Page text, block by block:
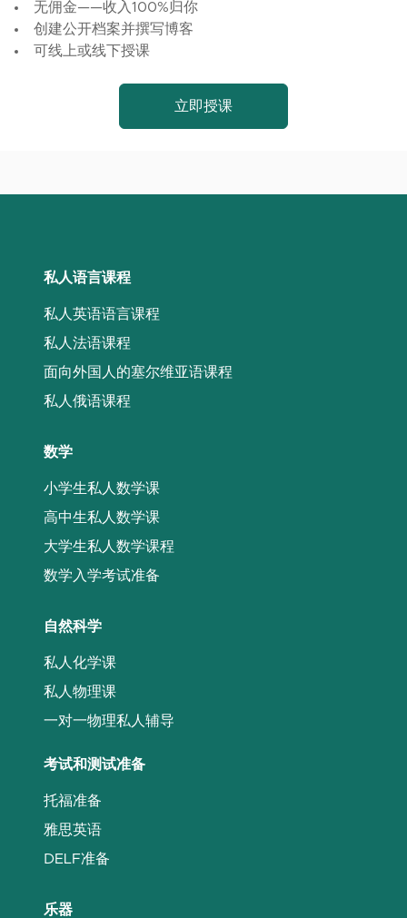
无佣金——收入100%归你
创建公开档案并撰写博客
可线上或线下授课
立即授课
私人语言课程
私人英语语言课程
私人法语课程
面向外国人的塞尔维亚语课程
私人俄语课程
数学
小学生私人数学课
高中生私人数学课
大学生私人数学课程
数学入学考试准备
自然科学
私人化学课
私人物理课
一对一物理私人辅导
考试和测试准备
托福准备
雅思英语
DELF准备
乐器